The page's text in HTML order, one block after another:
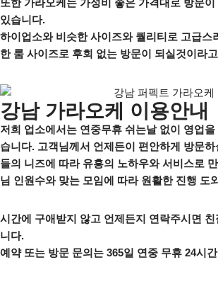
또한 가라오케는 가성비 좋은 가격대로 방문이
있습니다.
하이업소와 비슷한 사이즈와 퀄리티로 고급스
한 룸 사이즈로 후회 없는 방문이 되실것이라
강남 가라오케 이용안내
저희 업소에서는 연중무휴 쉬는날 없이 영업
습니다. 고객님께서 언제든이 편안하게 방문
들의 니즈에 따라 유흥의 노하우와 서비스로
님 인원수와 맞는 모임에 따라 원활한 진행 도
시간에 구애받지 않고 언제든지 연락주시면
니다.
예약 또는 방문 문의는 365일 연중 무휴 24시